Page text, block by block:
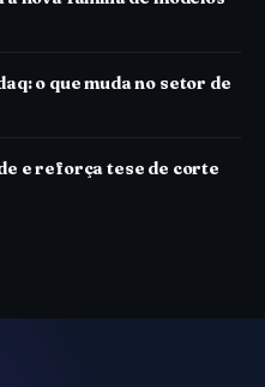
o que muda no setor de
e reforça tese de corte